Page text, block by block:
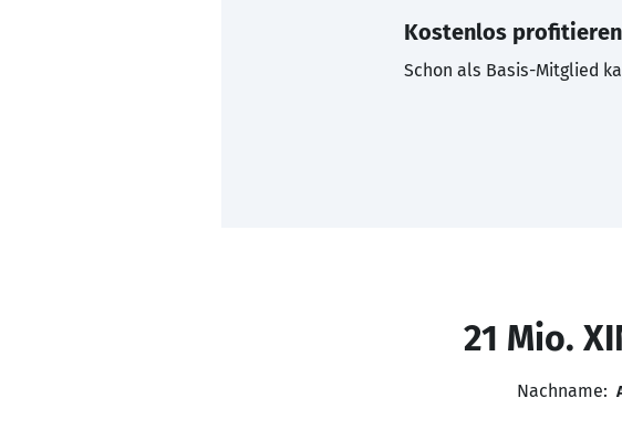
Kostenlos profitieren
Schon als Basis-Mitglied
21 Mio.
Nachname: